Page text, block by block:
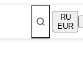
RU
EUR